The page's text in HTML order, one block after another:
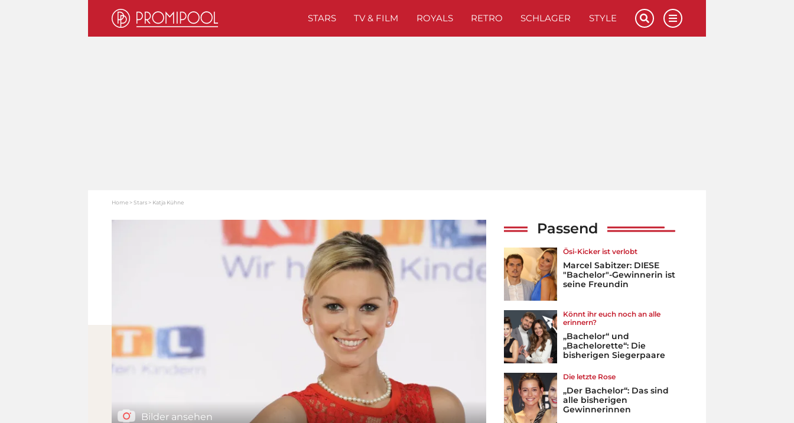
STARS TV & FILM ROYALS RETRO SCHLAGER STYLE
Home Stars Katja Kühne
Bilder ansehen
Passend
Ösi-Kicker ist verlobt
Marcel Sabitzer: DIESE
"Bachelor"-Gewinnerin ist
seine Freundin
Könnt ihr euch noch an alle
erinnern?
„Bachelor“ und
„Bachelorette“: Die
bisherigen Siegerpaare
Die letzte Rose
„Der Bachelor“: Das sind
alle bisherigen
Gewinnerinnen